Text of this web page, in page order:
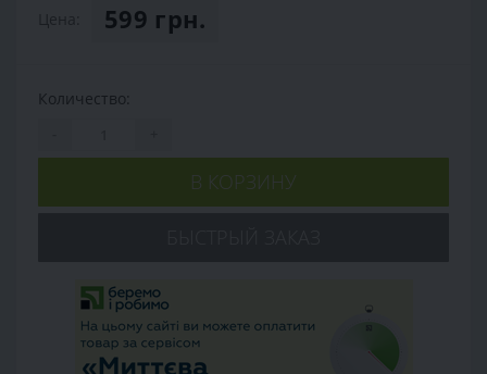
599 грн.
Количество:
В КОРЗИНУ